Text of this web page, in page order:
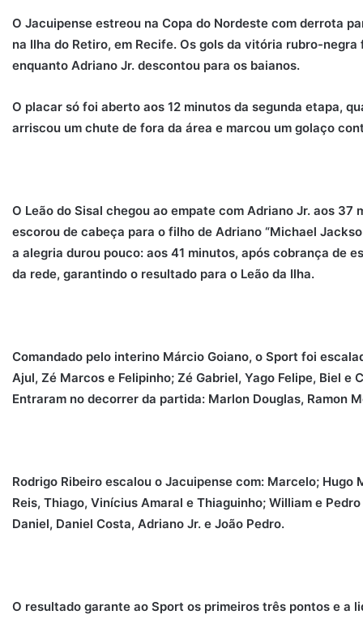
O Jacuipense estreou na Copa do Nordeste com derrota
na Ilha do Retiro, em Recife. Os gols da vitória rubro-
enquanto Adriano Jr. descontou para os baianos.
O placar só foi aberto aos 12 minutos da segunda etapa,
arriscou um chute de fora da área e marcou um golaço
O Leão do Sisal chegou ao empate com Adriano Jr. aos
escorou de cabeça para o filho de Adriano “Michael
a alegria durou pouco: aos 41 minutos, após cobrança de
da rede, garantindo o resultado para o Leão da Ilha.
Comandado pelo interino Márcio Goiano, o Sport foi
Ajul, Zé Marcos e Felipinho; Zé Gabriel, Yago Felipe, Biel e
Entraram no decorrer da partida: Marlon Douglas, Ramon
Rodrigo Ribeiro escalou o Jacuipense com: Marcelo;
Reis, Thiago, Vinícius Amaral e Thiaguinho; William e
Daniel, Daniel Costa, Adriano Jr. e João Pedro.
O resultado garante ao Sport os primeiros três pontos e a